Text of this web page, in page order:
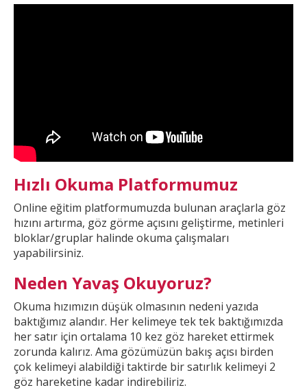
Hızlı Okuma Platformumuz
Online eğitim platformumuzda bulunan araçlarla göz
hızını artırma, göz görme açısını geliştirme, metinleri
bloklar/gruplar halinde okuma çalışmaları
yapabilirsiniz.
Neden Yavaş Okuyoruz?
Okuma hızımızın düşük olmasının nedeni yazıda
baktığımız alandır. Her kelimeye tek tek baktığımızda
her satır için ortalama 10 kez göz hareket ettirmek
zorunda kalırız. Ama gözümüzün bakış açısı birden
çok kelimeyi alabildiği taktirde birsatırlık kelimeyi 2
göz hareketine kadar indirebiliriz.